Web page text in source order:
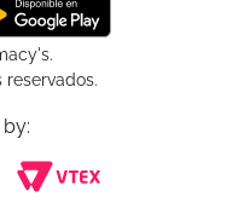
reservados.